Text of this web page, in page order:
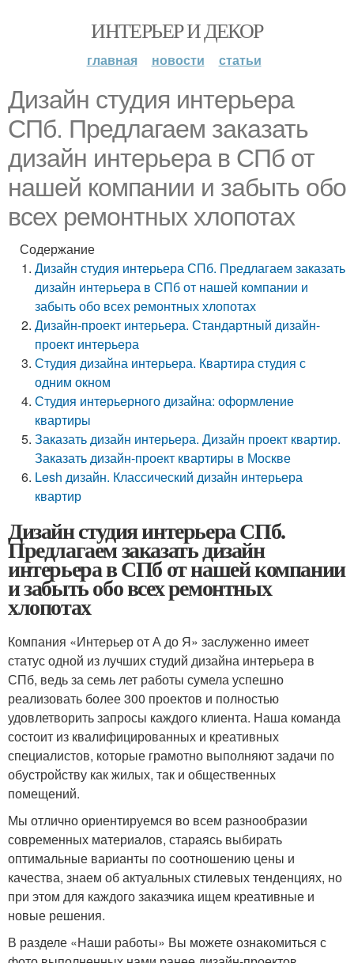
ИНТЕРЬЕР И ДЕКОР
главная новости статьи
Дизайн студия интерьера
СПб. Предлагаем заказать
дизайн интерьера в СПб от
нашей компании и забыть обо
всех ремонтных хлопотах
Содержание
Дизайн студия интерьера СПб. Предлагаем заказать
дизайн интерьера в СПб от нашей компании и
забыть обо всех ремонтных хлопотах
Дизайн-проект интерьера. Стандартный дизайн-
проект интерьера
Студия дизайна интерьера. Квартира студия с
одним окном
Студия интерьерного дизайна: оформление
квартиры
Заказать дизайн интерьера. Дизайн проект квартир.
Заказать дизайн-проект квартиры в Москве
Lesh дизайн. Классический дизайн интерьера
квартир
Дизайн студия интерьера СПб.
Предлагаем заказать дизайн
интерьера в СПб от нашей компании
и забыть обо всех ремонтных
хлопотах
Компания «Интерьер от А до Я» заслуженно имеет
статус одной из лучших студий дизайна интерьера в
СПб, ведь за семь лет работы сумела успешно
реализовать более 300 проектов и полностью
удовлетворить запросы каждого клиента. Наша команда
состоит из квалифицированных и креативных
специалистов, которые грамотно выполняют задачи по
обустройству как жилых, так и общественных
помещений.
Мы отлично ориентируемся во всем разнообразии
современных материалов, стараясь выбирать
оптимальные варианты по соотношению цены и
качества, знаем об актуальных стилевых тенденциях, но
при этом для каждого заказчика ищем креативные и
новые решения.
В разделе «Наши работы» Вы можете ознакомиться с